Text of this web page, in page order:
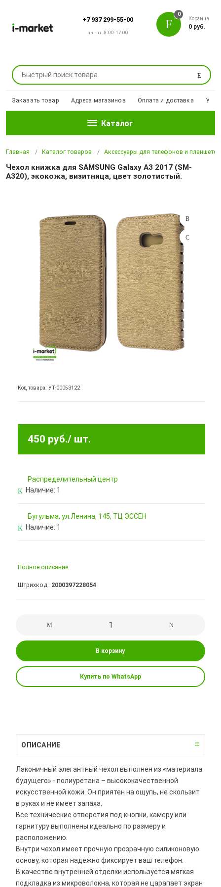
+7 937 299-55-00
пн.-пт. 8:00-17:00
Поиск
0
Корзина
0 руб.
Заказать товар Адреса магазинов Оплата и доставка
Каталог
Главная Каталог товаров Аксессуары для телефонов и планшетов
Чехол книжка для SAMSUNG Galaxy A3 2017 (SM-
A320), экокожа, визитница, цвет золотистый.
Код товара: УТ-00053122
450 руб./ шт.
Pаспределительный центр
Наличие: 1
Бугульма, ул.Ленина, 145, ТЦ ЭССЕН
Наличие: 1
Полное описание
Штрихкод 2000397228054
В корзину
Купить по WhatsApp
ОПИСАНИЕ
Лаконичный элегантный чехол выполнен из «материала
будущего» - полиуретана – высококачественной
искусственной кожи. Он приятен на ощупь, не скользит
в руках и не имеет запаха.
Все технические отверстия под кнопки, камеру или
гарнитуру выполнены идеально по размеру и
расположению.
Внутри чехол имеет прочную прозрачную силиконовую
основу, которая надежно фиксирует ваш телефон.
В качестве внутренней отделки используется мягкая
подкладка из микроволокна, которая не царапает экран